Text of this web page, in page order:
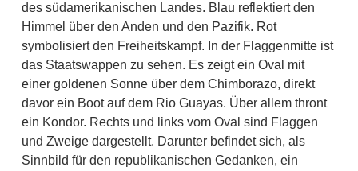
des südamerikanischen Landes. Blau reflektiert den
Himmel über den Anden und den Pazifik. Rot
symbolisiert den Freiheitskampf. In der Flaggenmitte ist
das Staatswappen zu sehen. Es zeigt ein Oval mit
einer goldenen Sonne über dem Chimborazo, direkt
davor ein Boot auf dem Rio Guayas. Über allem thront
ein Kondor. Rechts und links vom Oval sind Flaggen
und Zweige dargestellt. Darunter befindet sich, als
Sinnbild für den republikanischen Gedanken, ein